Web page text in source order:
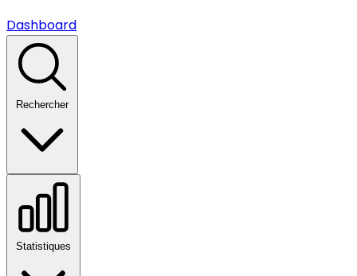
Dashboard
Rechercher
Statistiques